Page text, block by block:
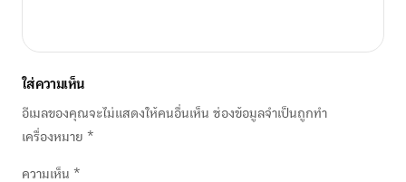
ใส่ความเห็น
อีเมลของคุณจะไม่แสดงให้คนอื่นเห็น ช่องข้อมูลจำเป็นถูกทำ
เครื่องหมาย *
ความเห็น *